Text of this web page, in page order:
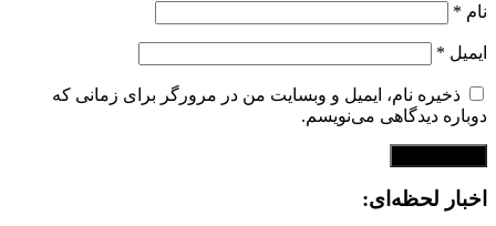
نام *
ایمیل *
ذخیره نام، ایمیل و وبسایت من در مرورگر برای زمانی که
دوباره دیدگاهی می‌نویسم.
اخبار لحظه‌ای: